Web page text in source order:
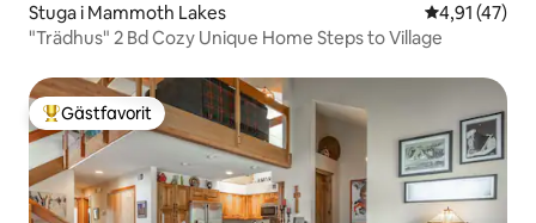
Stuga i Mammoth Lakes 4,91 av 5 i
4,91 (47)
"Trädhus" 2 Bd Cozy Unique Home Steps to Village
Populär gästfavorit
Gästfavorit